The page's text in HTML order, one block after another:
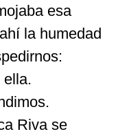
esa
la humedad
ella.
Riva se